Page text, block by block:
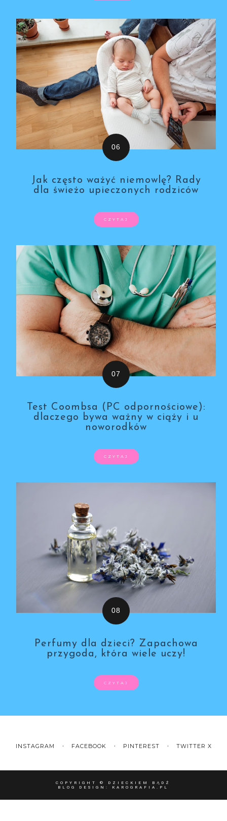
Jak często ważyć niemowlę? Rady
dla świeżo upieczonych rodziców
CZYTAJ
Test Coombsa (PC odpornościowe):
dlaczego bywa ważny w ciąży i u
noworodków
CZYTAJ
Perfumy dla dzieci? Zapachowa
przygoda, która wiele uczy!
CZYTAJ
INSTAGRAM FACEBOOK PINTEREST TWITTER X
COPYRIGHT © DZIECKIEM BĄDŹ
BLOG DESIGN: KAROGRAFIA.PL